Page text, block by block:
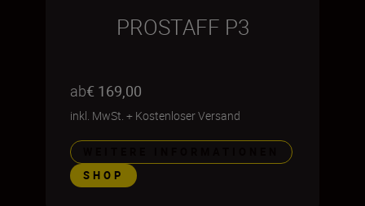
PROSTAFF P3
ab€ 169,00
inkl. MwSt. + Kostenloser Versand
SHOP